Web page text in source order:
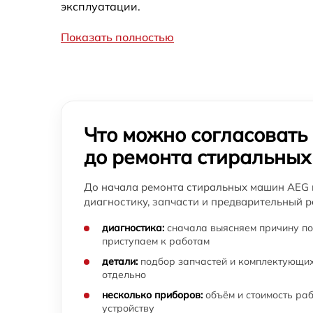
AEG
Замена заливного шланга стиральной
средств стиральной машины AEG
Замена шкива барабана стиральной
машины AEG
Ремонт или замена патрубка стиральной
машины AEG
Замена жгута электропроводки стиральной
машины AEG
Замена сетевого фильтра стиральной
эксплуатации.
Показать полностью
Что можно согласовать
до ремонта
До начала ремонта стиральных машин AEG
диагностику, запчасти и предварительный
диагностика: сначала выясняем причину
приступаем к работам
детали: подбор запчастей и
отдельно
несколько приборов: объём и стоимость
устройству